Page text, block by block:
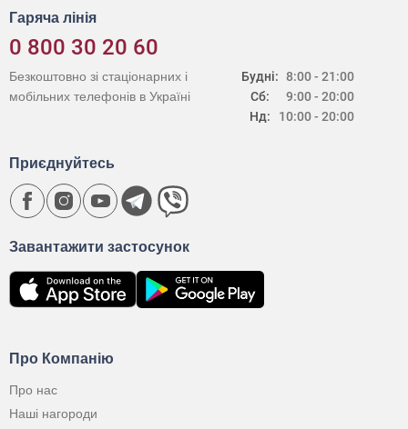
Гаряча лінія
0 800 30 20 60
Будні:
Сб:
Нд:
8:00 - 21:00
9:00 - 20:00
10:00 - 20:00
Безкоштовно зі стаціонарних і
мобільних телефонів в Україні
Про Компанію
Про нас
Наші нагороди
Завантажити застосунок
Приєднуйтесь